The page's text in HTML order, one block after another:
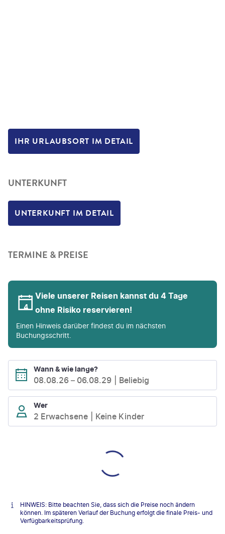
IHR URLAUBSORT IM DETAIL
UNTERKUNFT
UNTERKUNFT IM DETAIL
TERMINE & PREISE
Viele unserer Reisen kannst du 4 Tage
ohne Risiko reservieren!
Einen Hinweis darüber findest du im nächsten
Buchungsschritt.
Wann & wie lange?
08.08.26 – 06.08.29 Beliebig
Wer
2 Erwachsene Keine Kinder
HINWEIS: Bitte beachten Sie, dass sich die Preise noch ändern
können. Im späteren Verlauf der Buchung erfolgt die finale Preis- und
Verfügbarkeitsprüfung.